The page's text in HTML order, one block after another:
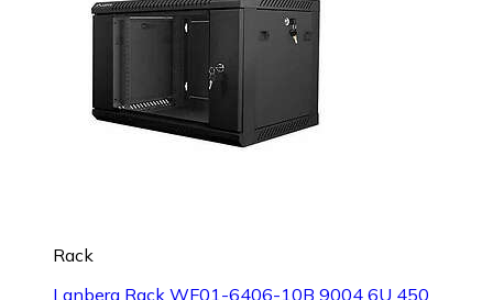
Rack
Lanberg Rack WF01-6406-10B 9004 6U 450